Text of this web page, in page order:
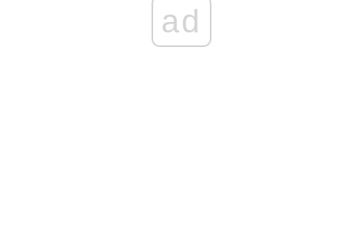
ad